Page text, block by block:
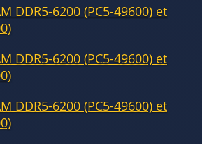
DDR5-6200 (PC5-49600) et
DDR5-6200 (PC5-49600) et
DDR5-6200 (PC5-49600) et